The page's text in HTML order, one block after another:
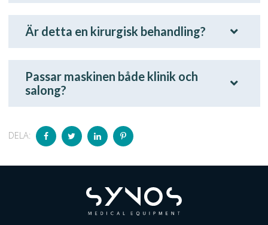
Är detta en kirurgisk behandling?
Passar maskinen både klinik och
salong?
DELA: